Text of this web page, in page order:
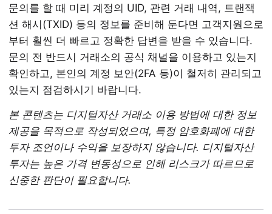
문의를 할 때 미리 계정의 UID, 관련 거래 내역, 트랜잭
션 해시(TXID) 등의 정보를 준비해 둔다면 고객지원으로
부터 훨씬 더 빠르고 정확한 답변을 받을 수 있습니다.
문의 전 반드시 거래소의 공식 채널을 이용하고 있는지
확인하고, 본인의 계정 보안(2FA 등)이 철저히 관리되고
있는지 점검하시기 바랍니다.
본 콘텐츠는 디지털자산 거래소 이용 방법에 대한 정보
제공을 목적으로 작성되었으며, 특정 암호화폐에 대한
투자 조언이나 수익을 보장하지 않습니다. 디지털자산
투자는 높은 가격 변동성으로 인해 리스크가 따르므로
신중한 판단이 필요합니다.